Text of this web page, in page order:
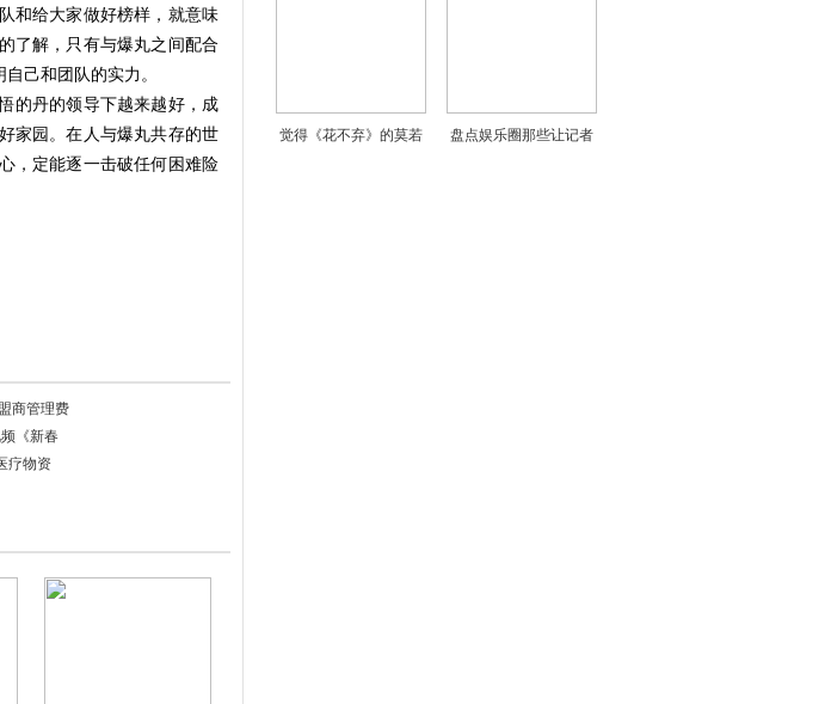
和给大家做好榜样，就意味
了解，只有与爆丸之间配合
自己和团队的实力 。
的丹的领导下越来越好，成
家园。在 人与爆丸共存的世
， 定能逐一击破任何 困难险
商管理费
《新春
疗物资
觉得《花不弃》的莫若 盘点娱乐圈那些让记者